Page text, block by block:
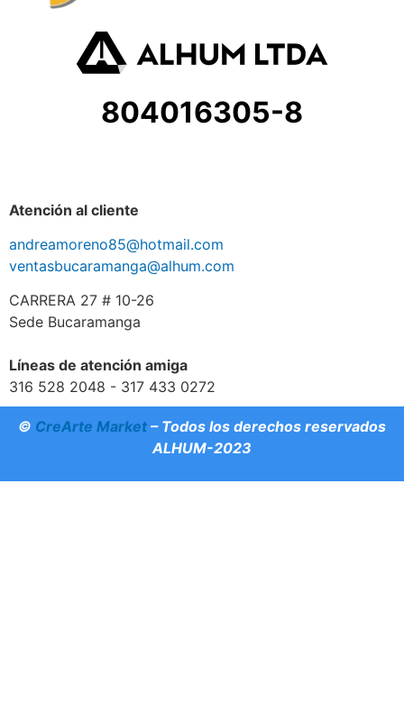
804016305-8
Atención al cliente
andreamoreno85@hotmail.com
ventasbucaramanga@alhum.com
CARRERA 27 # 10-26
Sede Bucaramanga
Líneas de atención amiga
316 528 2048 - 317 433 0272
© CreArte Market – Todos los derechos reservados
ALHUM-2023